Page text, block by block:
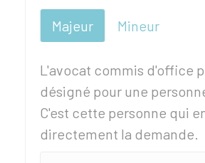
Majeur Mineur
L'avocat commis d'office
désigné pour une
C'est cette personne qui
directement la demande.